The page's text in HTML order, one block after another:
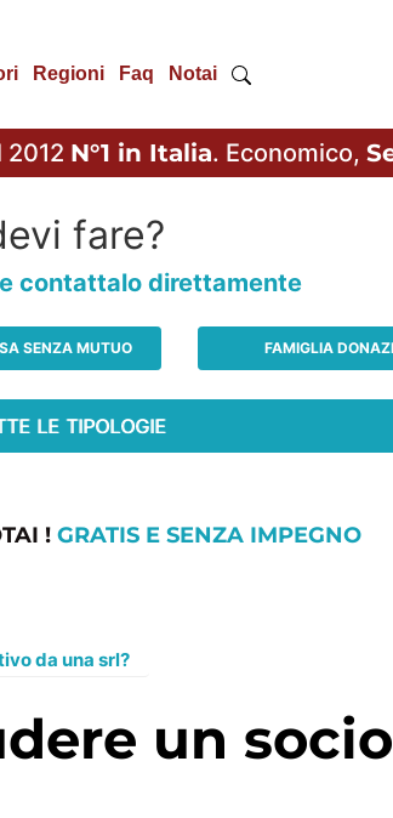
Regioni Faq Notai
2012 N°1 in Italia. Economico,
fare?
contattalo direttamente
SENZA MUTUO FAMIGLIA
! GRATIS E SENZA IMPEGNO
da una srl?